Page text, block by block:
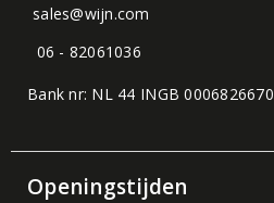
sales@wijn.com
06 - 82061036
Bank nr: NL 44 INGB 0006826670
Openingstijden